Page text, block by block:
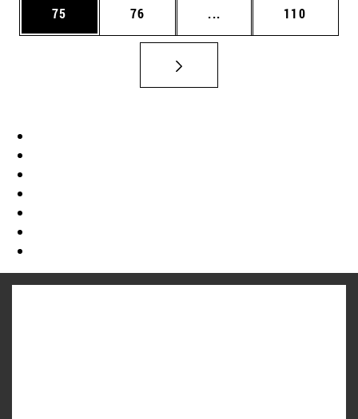
Página
75 Página
76 ... Páginas intermedias
Página
110